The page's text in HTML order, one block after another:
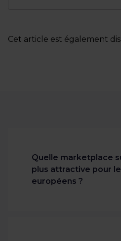
Cet article est également
Quelle marketplace
plus attractive pour
européens ?